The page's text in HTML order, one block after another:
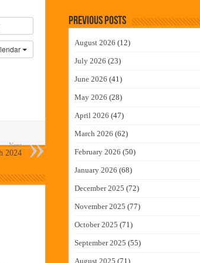
Next
2024
Previous Posts
August 2026 (12)
July 2026 (23)
June 2026 (41)
May 2026 (28)
April 2026 (47)
March 2026 (62)
February 2026 (50)
January 2026 (68)
December 2025 (72)
November 2025 (77)
October 2025 (71)
September 2025 (55)
August 2025 (71)